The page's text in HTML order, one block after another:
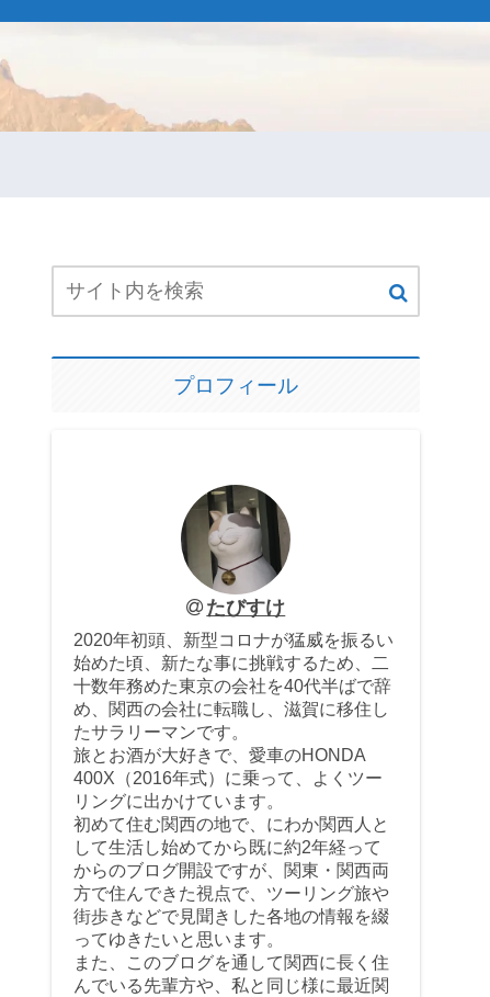
プロフィール
たびすけ
2020年初頭、新型コロナが猛威を振るい
始めた頃、新たな事に挑戦するため、二
十数年務めた東京の会社を40代半ばで辞
め、関西の会社に転職し、滋賀に移住し
たサラリーマンです。
旅とお酒が大好きで、愛車のHONDA
400X（2016年式）に乗って、よくツー
リングに出かけています。
初めて住む関西の地で、にわか関西人と
して生活し始めてから既に約2年経って
からのブログ開設ですが、関東・関西両
方で住んできた視点で、ツーリング旅や
街歩きなどで見聞きした各地の情報を綴
ってゆきたいと思います。
また、このブログを通して関西に長く住
んでいる先輩方や、私と同じ様に最近関